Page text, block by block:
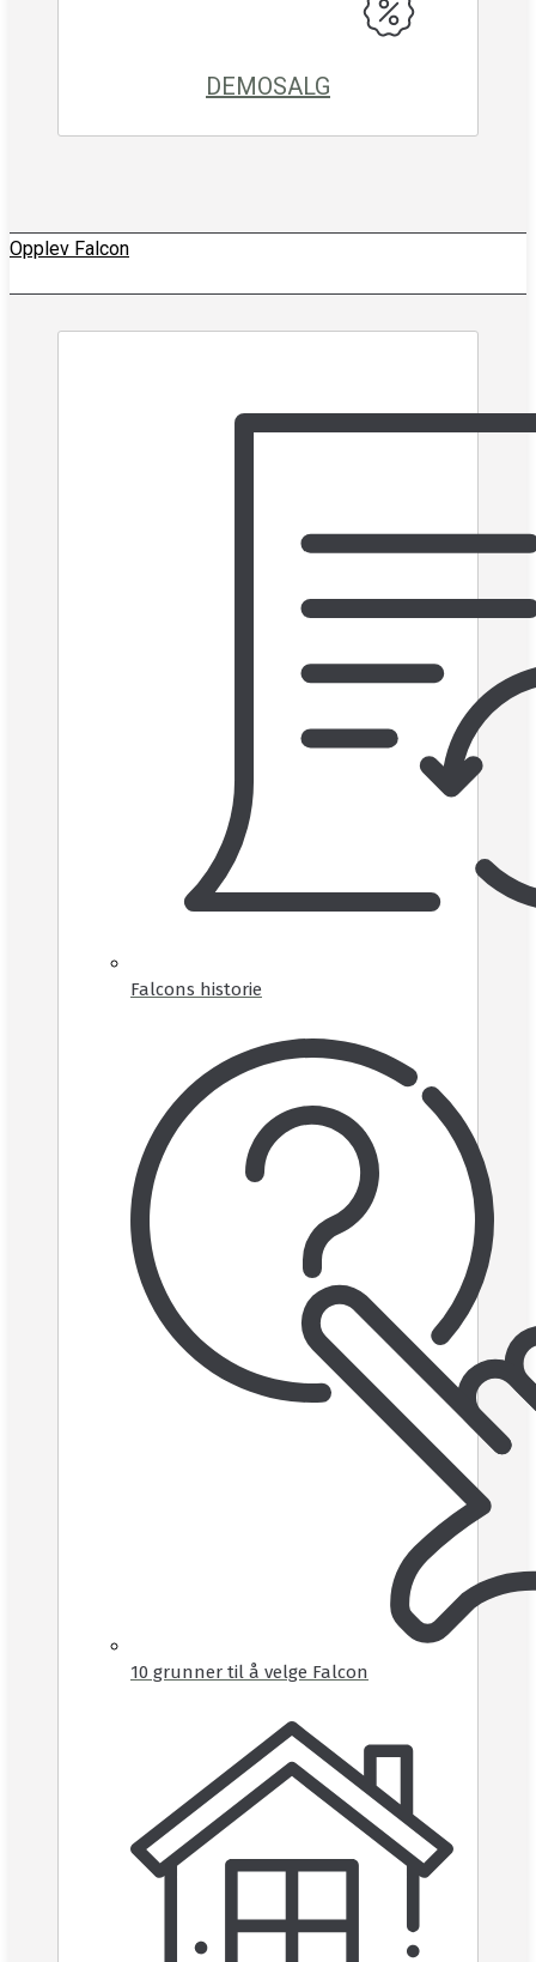
DEMOSALG
Opplev Falcon
Falcons historie
10 grunner til å velge Falcon